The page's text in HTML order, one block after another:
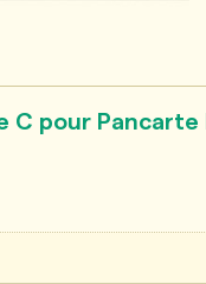
pour Pancarte